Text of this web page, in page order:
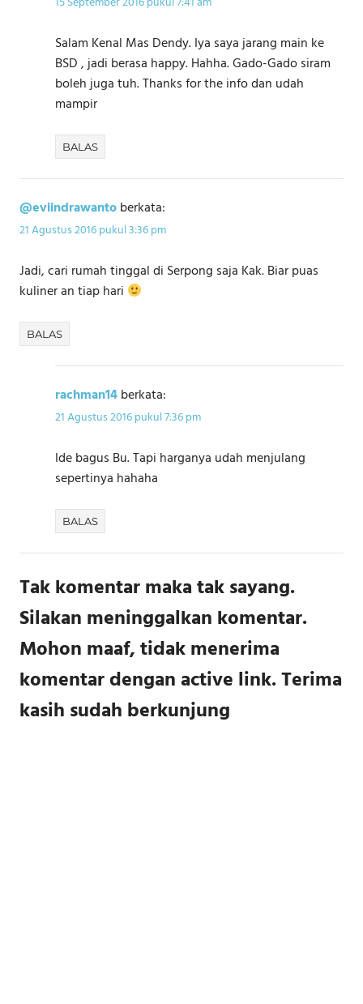
Salam Kenal Mas Dendy. Iya saya jarang main ke
BSD , jadi berasa happy. Hahha. Gado-Gado siram
boleh juga tuh. Thanks for the info dan udah
mampir
BALAS
@eviindrawantoberkata:
21 Agustus 2016 pukul 3:36 pm
Jadi, cari rumah tinggal di Serpong saja Kak. Biar puas
kuliner an tiap hari
BALAS
rachman14berkata:
21 Agustus 2016 pukul 7:36 pm
Ide bagus Bu. Tapi harganya udah menjulang
sepertinya hahaha
BALAS
Tak komentar maka tak sayang.
Silakan meninggalkan komentar.
Mohon maaf, tidak menerima
komentar dengan active link. Terima
kasih sudah berkunjung